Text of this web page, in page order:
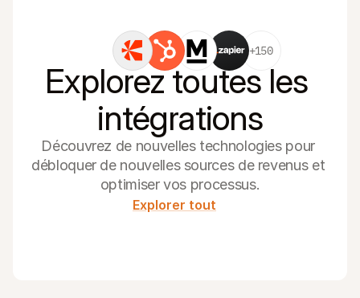
+150
Explorez toutes les
intégrations
Découvrez de nouvelles technologies pour
débloquer de nouvelles sources de revenus et
optimiser vos processus.
Explorer tout